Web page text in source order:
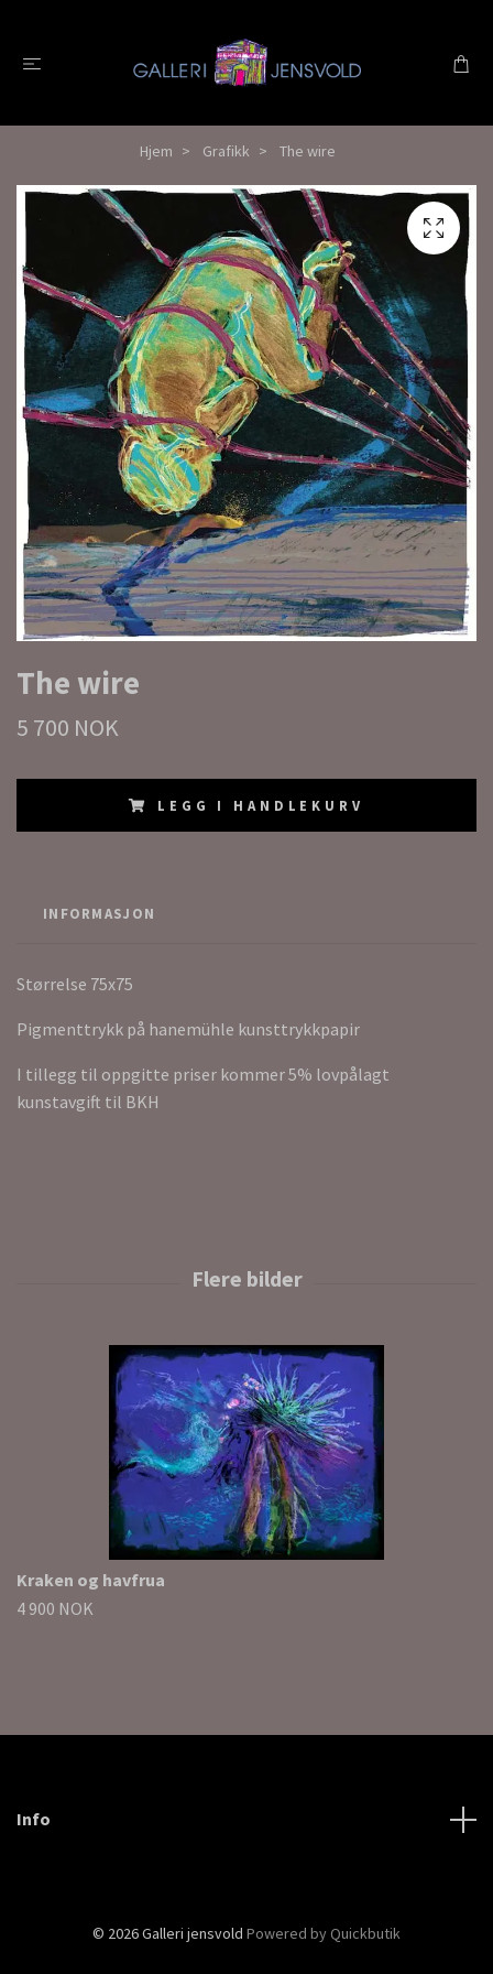
Hjem Grafikk The wire
The wire
5 700 NOK
LEGG I HANDLEKURV
INFORMASJON
Størrelse 75x75
Pigmenttrykk på hanemühle kunsttrykkpapir
I tillegg til oppgitte priser kommer 5% lovpålagt
kunstavgift til BKH
Kraken og havfrua
4 900 NOK
Info
© 2026 Galleri jensvold Powered by Quickbutik